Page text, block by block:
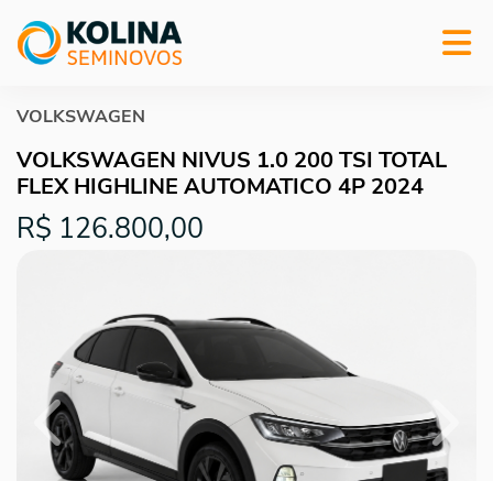
VOLKSWAGEN
VOLKSWAGEN NIVUS 1.0 200 TSI TOTAL
FLEX HIGHLINE AUTOMATICO 4P 2024
R$ 126.800,00
Previous Next